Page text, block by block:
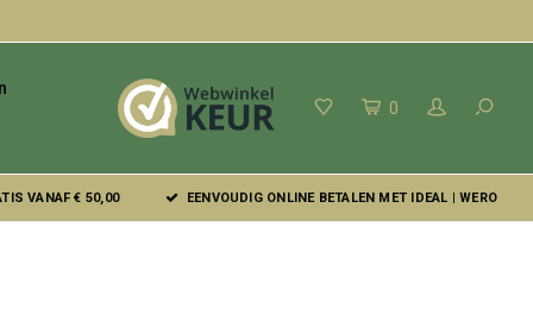
0
VANAF € 50,00 EENVOUDIG ONLINE BETALEN MET IDEAL | WERO